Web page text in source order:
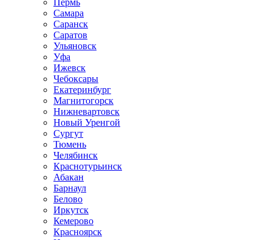
Самара
Саранск
Саратов
Ульяновск
Уфа
Ижевск
Чебоксары
Екатеринбург
Магнитогорск
Нижневартовск
Новый Уренгой
Сургут
Тюмень
Челябинск
Краснотурьинск
Абакан
Барнаул
Белово
Иркутск
Кемерово
Красноярск